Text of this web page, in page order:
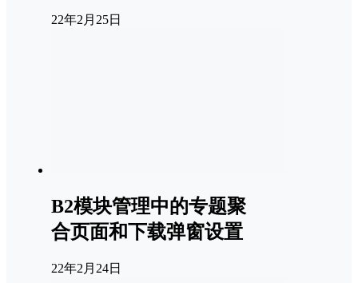
22年2月25日
B2模块管理中的专题聚
合页面和下载弹窗设置
22年2月24日